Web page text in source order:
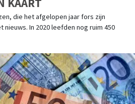
die het afgelopen jaar fors zijn
In 2020 leefden nog ruim 450